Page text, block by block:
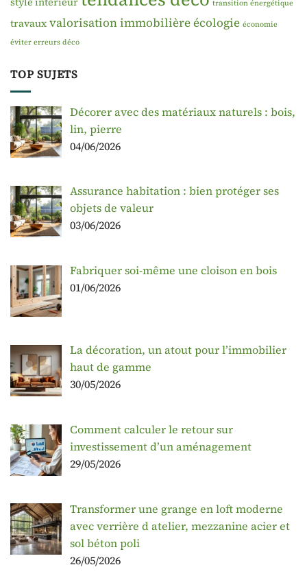
transition énergétique
travaux valorisation immobilièreécologie économie
éviter erreurs déco
TOP SUJETS
Décorer avec des matériaux naturels : bois,
lin, pierre
04/06/2026
Assurance habitation : bien protéger ses
objets de valeur
03/06/2026
Fabriquer soi-même une cloison en bois
01/06/2026
La décoration, un atout pour l’immobilier
haut de gamme
30/05/2026
Comment calculer le retour sur
investissement d’un aménagement
29/05/2026
Transformer une grange en loft moderne
avec verrière d atelier, mezzanine acier et
sol béton poli
26/05/2026